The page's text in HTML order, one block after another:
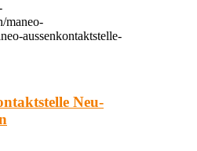
maneo-
aussenkontaktstelle-
Neu-